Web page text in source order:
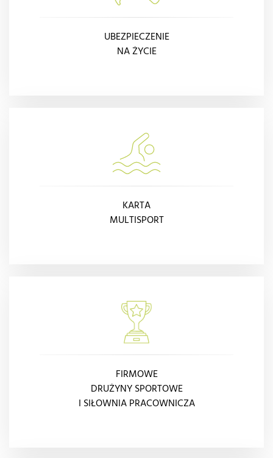
UBEZPIECZENIE
NA ŻYCIE
KARTA
MULTISPORT
FIRMOWE
DRUŻYNY SPORTOWE
I SIŁOWNIA PRACOWNICZA